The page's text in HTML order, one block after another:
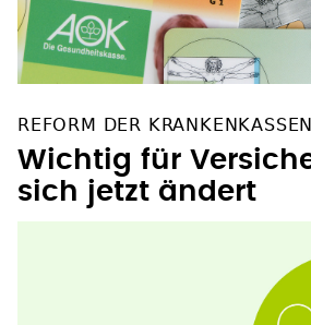
REFORM DER KRANKENKASSEN
Wichtig für
sich jetzt ändert